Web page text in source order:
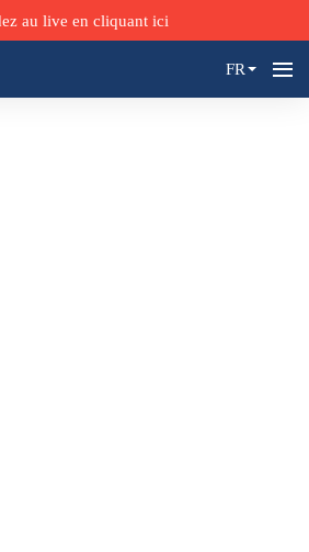
au live en cliquant ici
FR